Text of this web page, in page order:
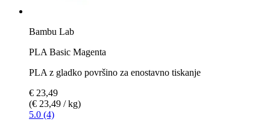
Bambu Lab
PLA Basic Magenta
PLA z gladko površino za enostavno tiskanje
€ 23,49
(€ 23,49 / kg)
5.0 (4)